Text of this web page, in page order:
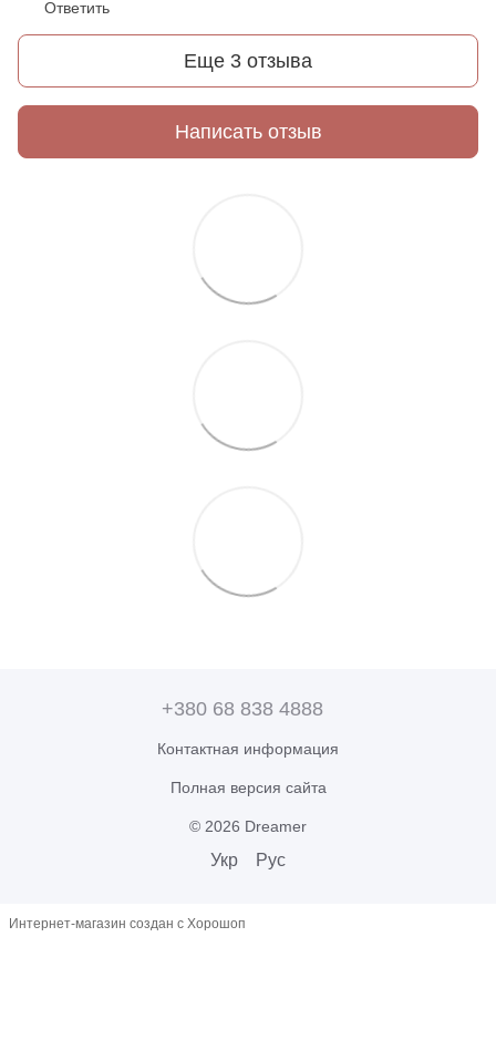
Ответить
Еще 3 отзыва
Написать отзыв
+380 68 838 4888
Контактная информация
Полная версия сайта
© 2026 Dreamer
Укр Рус
Интернет-магазин создан с Хорошоп